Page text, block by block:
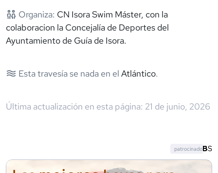
Organiza: CN Isora Swim Máster, con la
colaboracion la Concejalía de Deportes del
Ayuntamiento de Guía de Isora.
Esta travesía se nada en el Atlántico.
Última actualización en esta página: 21 de junio, 2026
patrocinado